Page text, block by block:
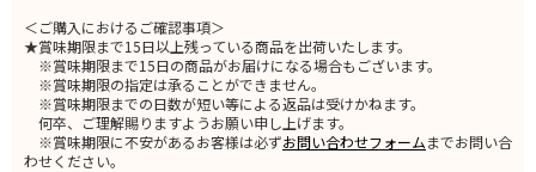
＜ご購入におけるご確認事項＞
★賞味期限まで15日以上残っている商品を出荷いたします。
※賞味期限まで15日の商品がお届けになる場合もございます。
※賞味期限の指定は承ることができません。
※賞味期限までの日数が短い等による返品は受けかねます。
何卒、ご理解賜りますようお願い申し上げます。
※賞味期限に不安があるお客様は必ずお問い合わせフォームまでお問い合
わせください。